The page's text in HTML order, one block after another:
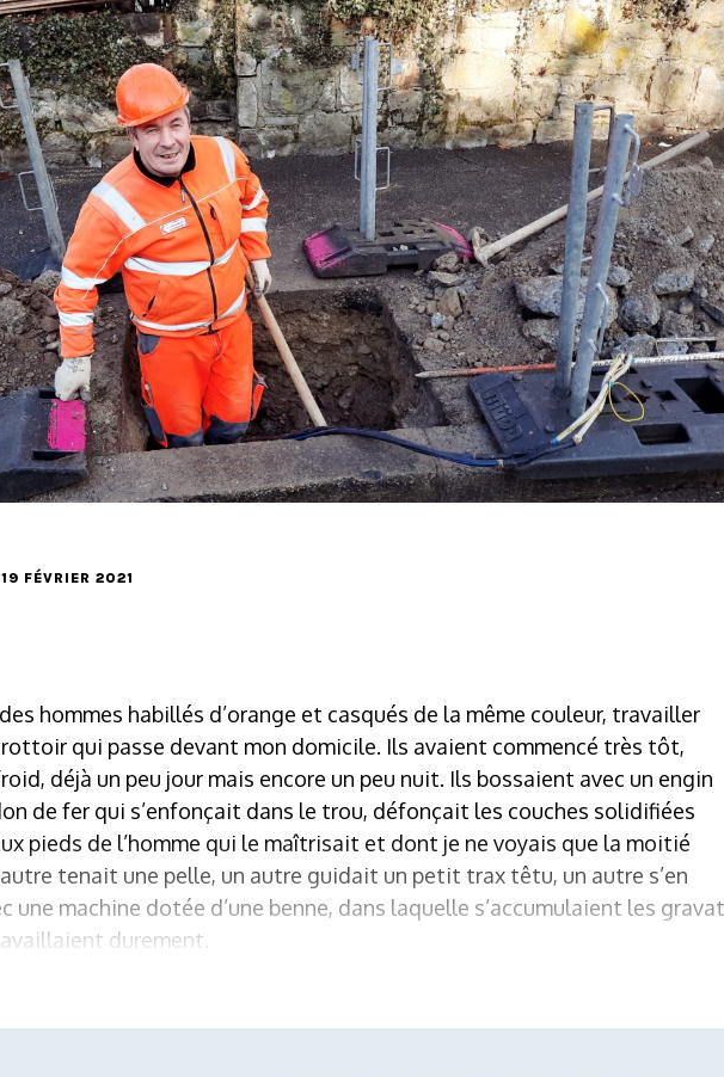
FÉVRIER 2021
hommes habillés d’orange et casqués de la même couleur, travailler
qui passe devant mon domicile. Ils avaient commencé très tôt,
déjà un peu jour mais encore un peu nuit. Ils bossaient avec un engin
de fer qui s’enfonçait dans le trou, défonçait les couches solidifiées
pieds de l’homme qui le maîtrisait et dont je ne voyais que la moitié
tenait une pelle, un autre guidait un petit trax têtu, un autre s’en
une machine dotée d’une benne, dans laquelle s’accumulaient les
durement.